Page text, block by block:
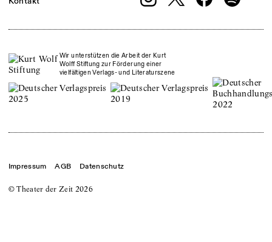
Wir unterstützen die Arbeit der Kurt
Wolff Stiftung zur Förderung einer
vielfältigen Verlags- und Literaturszene
© Theater der Zeit 2026
Impressum AGB Datenschutz